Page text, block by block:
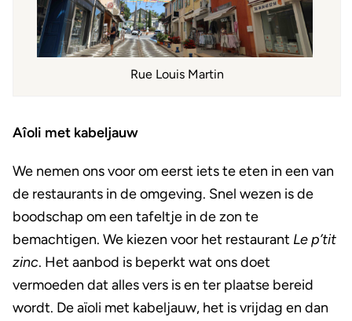
Rue Louis Martin
Aîoli met kabeljauw
We nemen ons voor om eerst iets te eten in een van
de restaurants in de omgeving. Snel wezen is de
boodschap om een tafeltje in de zon te
bemachtigen. We kiezen voor het restaurant Le p’tit
zinc. Het aanbod is beperkt wat ons doet
vermoeden dat alles vers is en ter plaatse bereid
wordt. De aïoli met kabeljauw, het is vrijdag en dan